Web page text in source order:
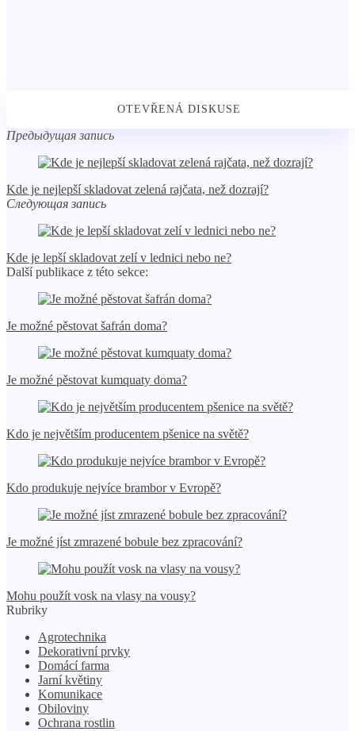
Предыдущая запись
Kde je nejlepší skladovat zelená rajčata, než dozrají?
Следующая запись
Kde je lepší skladovat zelí v lednici nebo ne?
Další publikace z této sekce:
Je možné pěstovat šafrán doma?
Je možné pěstovat kumquaty doma?
Kdo je největším producentem pšenice na světě?
Kdo produkuje nejvíce brambor v Evropě?
Je možné jíst zmrazené bobule bez zpracování?
Mohu použít vosk na vlasy na vousy?
Rubriky
Agrotechnika
Dekorativní prvky
Domácí farma
Jarní květiny
Komunikace
Obiloviny
Ochrana rostlin